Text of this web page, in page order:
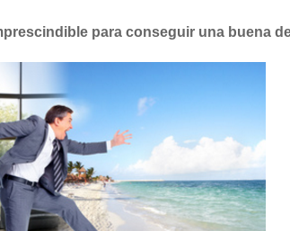
para conseguir una buena